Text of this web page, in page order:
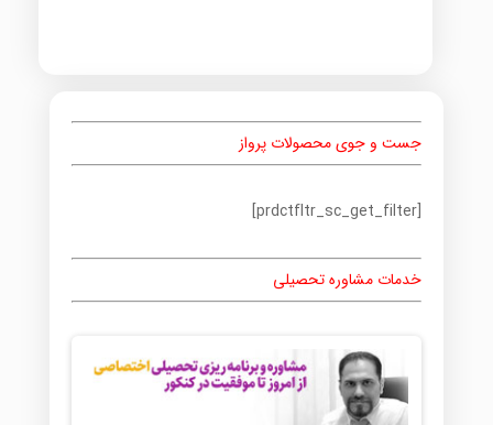
جست و جوی محصولات پرواز
[prdctfltr_sc_get_filter]
خدمات مشاوره تحصیلی